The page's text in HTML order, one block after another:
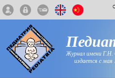
Журнал имени Г.Н.
издается с мая